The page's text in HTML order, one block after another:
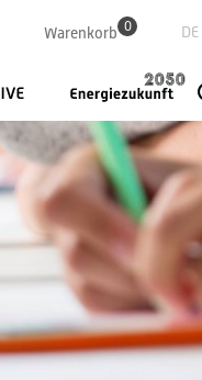
Warenkorb 0